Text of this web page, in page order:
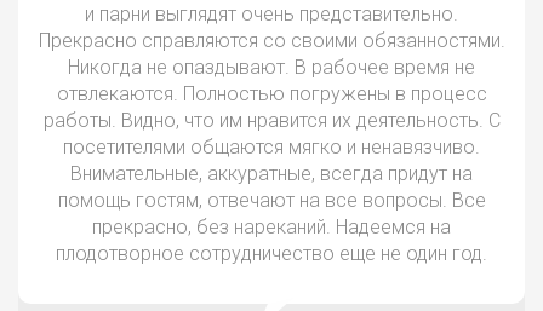
и парни выглядят очень представительно.
Прекрасно справляются со своими обязанностями.
Никогда не опаздывают. В рабочее время не
отвлекаются. Полностью погружены в процесс
работы. Видно, что им нравится их деятельность. С
посетителями общаются мягко и ненавязчиво.
Внимательные, аккуратные, всегда придут на
помощь гостям, отвечают на все вопросы. Все
прекрасно, без нареканий. Надеемся на
плодотворное сотрудничество еще не один год.